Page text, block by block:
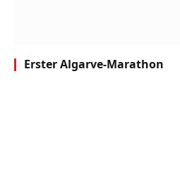
Erster Algarve-Marathon